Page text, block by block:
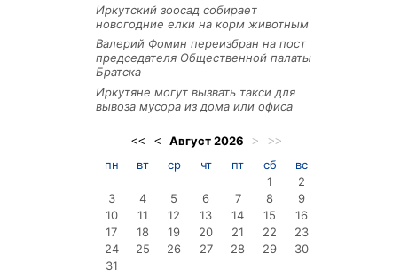
Иркутский зоосад собирает
новогодние елки на корм животным
Валерий Фомин переизбран на пост
председателя Общественной палаты
Братска
Иркутяне могут вызвать такси для
вывоза мусора из дома или офиса
<< < Август2026 > >>
пн вт ср чт пт сб
вс
1
2
3
4 5 6 7 8
9
10
11 12 13 14 15
16
17
18 19 20 21 22
23
24
25 26 27 28 29
30
31